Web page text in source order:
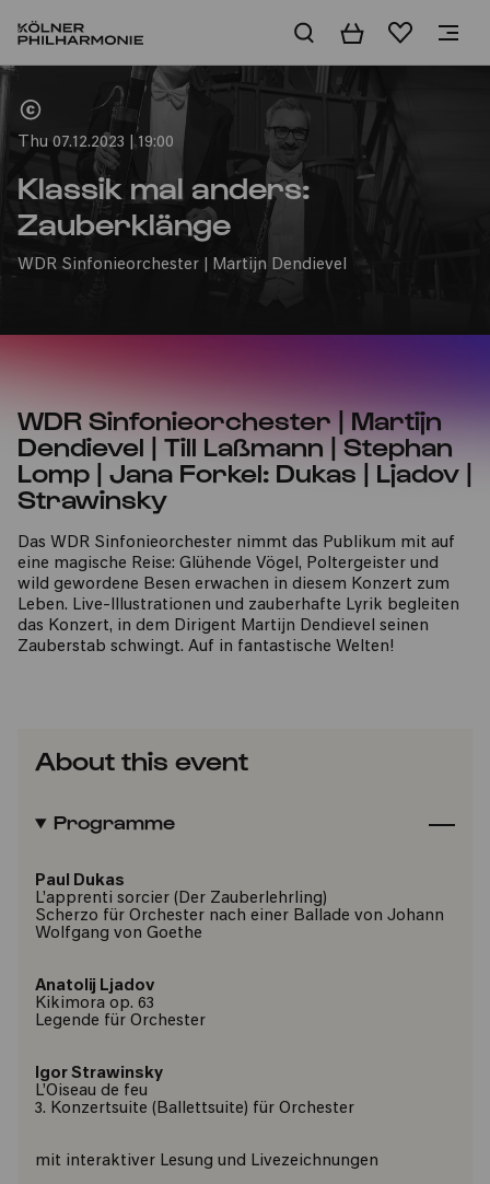
BasketWishlist
Thu 07.12.2023 | 19:00
Klassik mal anders:
Zauberklänge
WDR Sinfonieorchester | Martijn Dendievel
WDR Sinfonieorchester | Martijn
Dendievel | Till Laßmann | Stephan
Lomp | Jana Forkel: Dukas | Ljadov |
Strawinsky
Das WDR Sinfonieorchester nimmt das Publikum mit auf
eine magische Reise: Glühende Vögel, Poltergeister und
wild gewordene Besen erwachen in diesem Konzert zum
Leben. Live-Illustrationen und zauberhafte Lyrik begleiten
das Konzert, in dem Dirigent Martijn Dendievel seinen
Zauberstab schwingt. Auf in fantastische Welten!
About this event
Programme
Paul Dukas
L’apprenti sorcier (Der Zauberlehrling)
Scherzo für Orchester nach einer Ballade von Johann
Wolfgang von Goethe
Anatolij Ljadov
Kikimora op. 63
Legende für Orchester
Igor Strawinsky
L’Oiseau de feu
3. Konzertsuite (Ballettsuite) für Orchester
mit interaktiver Lesung und Livezeichnungen